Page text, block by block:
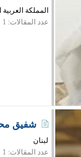
المملكة
عدد المقالات: 1
شفيق
لبنان
عدد المقالات: 1